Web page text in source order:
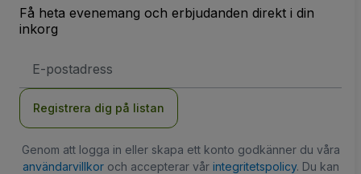
Få heta evenemang och erbjudanden direkt i din
inkorg
postadress
Registrera dig på listan
Genom att logga in eller skapa ett konto godkänner du våra
användarvillkoroch accepterar vår integritetspolicy. Du kan